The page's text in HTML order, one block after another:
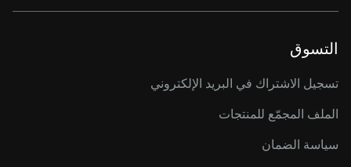
التسوق
تسجيل الاشتراك في البريد الإلكتروني
الملف المجمّع للمنتجات
سياسة الضمان